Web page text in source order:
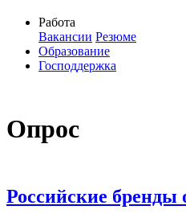
Работа
Вакансии Резюме
Образование
Господдержка
Опрос
Российские